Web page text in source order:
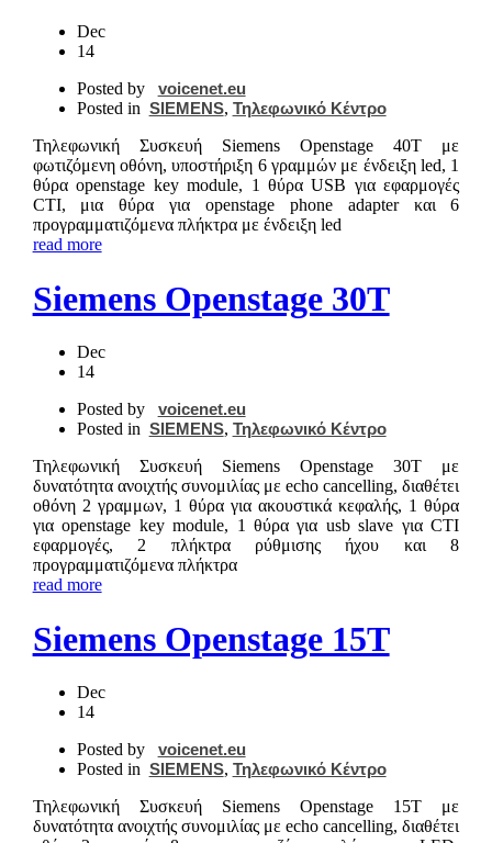
Dec
14
Posted by
voicenet.eu
Posted in SIEMENS, Τηλεφωνικό Κέντρο
Τηλεφωνική Συσκευή Siemens Openstage 40T με
φωτιζόμενη οθόνη, υποστήριξη 6 γραμμών με ένδειξη led, 1
θύρα openstage key module, 1 θύρα USB για εφαρμογές
CTI, μια θύρα για openstage phone adapter και 6
προγραμματιζόμενα πλήκτρα με ένδειξη led
read more
Siemens Openstage 30T
Dec
14
Posted by
voicenet.eu
Posted in SIEMENS, Τηλεφωνικό Κέντρο
Τηλεφωνική Συσκευή Siemens Openstage 30T με
δυνατότητα ανοιχτής συνομιλίας με echo cancelling, διαθέτει
οθόνη 2 γραμμων, 1 θύρα για ακουστικά κεφαλής, 1 θύρα
για openstage key module, 1 θύρα για usb slave για CTI
εφαρμογές, 2 πλήκτρα ρύθμισης ήχου και 8
προγραμματιζόμενα πλήκτρα
read more
Siemens Openstage 15T
Dec
14
Posted by
voicenet.eu
Posted in SIEMENS, Τηλεφωνικό Κέντρο
Τηλεφωνική Συσκευή Siemens Openstage 15T με
δυνατότητα ανοιχτής συνομιλίας με echo cancelling, διαθέτει